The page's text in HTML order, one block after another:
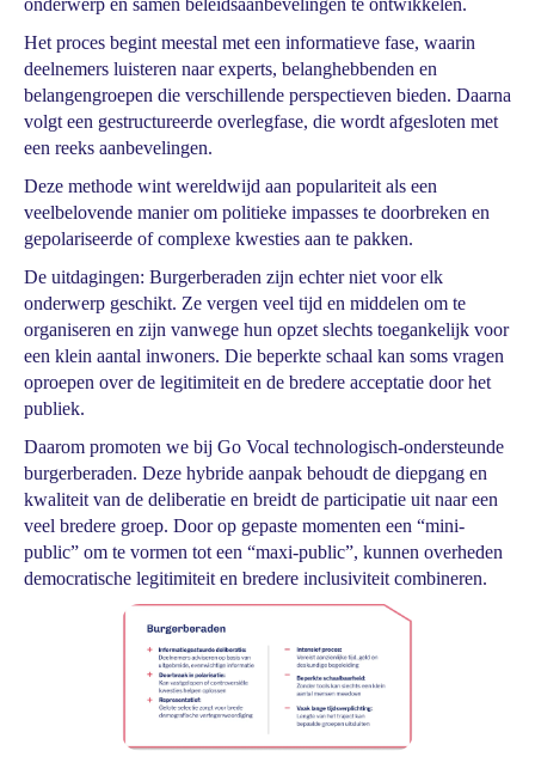
onderwerp en samen beleidsaanbevelingen te ontwikkelen.
Het proces begint meestal met een informatieve fase, waarin
deelnemers luisteren naar experts, belanghebbenden en
belangengroepen die verschillende perspectieven bieden. Daarna
volgt een gestructureerde overlegfase, die wordt afgesloten met
een reeks aanbevelingen.
Deze methode wint wereldwijd aan populariteit als een
veelbelovende manier om politieke impasses te doorbreken en
gepolariseerde of complexe kwesties aan te pakken.
De uitdagingen: Burgerberaden zijn echter niet voor elk
onderwerp geschikt. Ze vergen veel tijd en middelen om te
organiseren en zijn vanwege hun opzet slechts toegankelijk voor
een klein aantal inwoners. Die beperkte schaal kan soms vragen
oproepen over de legitimiteit en de bredere acceptatie door het
publiek.
Daarom promoten we bij Go Vocal technologisch-ondersteunde
burgerberaden. Deze hybride aanpak behoudt de diepgang en
kwaliteit van de deliberatie en breidt de participatie uit naar een
veel bredere groep. Door op gepaste momenten een “mini-
public” om te vormen tot een “maxi-public”, kunnen overheden
democratische legitimiteit en bredere inclusiviteit combineren.